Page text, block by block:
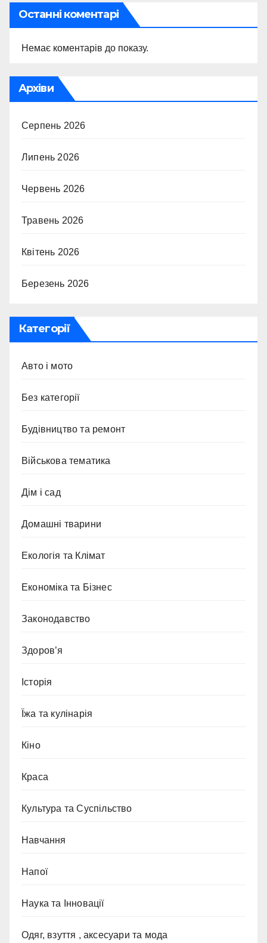
Останні коментарі
Немає коментарів до показу.
Архіви
Серпень 2026
Липень 2026
Червень 2026
Травень 2026
Квітень 2026
Березень 2026
Категорії
Авто і мото
Без категорії
Будівництво та ремонт
Військова тематика
Дім і сад
Домашні тварини
Екологія та Клімат
Економіка та Бізнес
Законодавство
Здоров’я
Історія
Їжа та кулінарія
Кіно
Краса
Культура та Суспільство
Навчання
Напої
Наука та Інновації
Одяг, взуття , аксесуари та мода